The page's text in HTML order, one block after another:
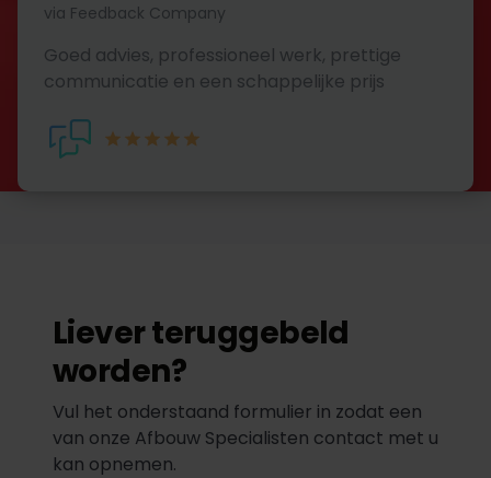
via Feedback Company
Goed advies, professioneel werk, prettige
communicatie en een schappelijke prijs
Liever teruggebeld
worden?
Vul het onderstaand formulier in zodat een
van onze Afbouw Specialisten contact met u
kan opnemen.